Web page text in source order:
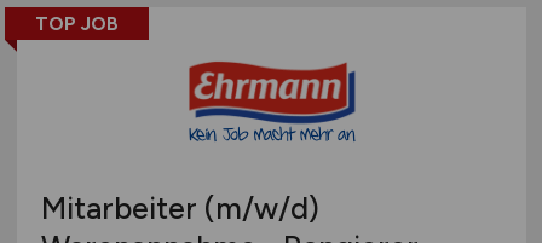
TOP JOB
Mitarbeiter (m/w/d)